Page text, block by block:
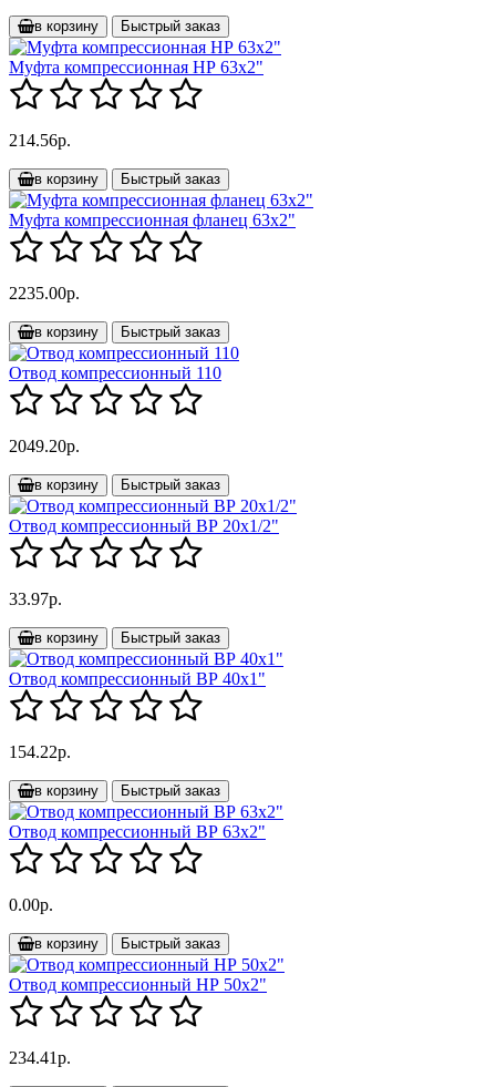
в корзину Быстрый заказ
Муфта компрессионная НР 63х2"
214.56р.
в корзину Быстрый заказ
Муфта компрессионная фланец 63х2"
2235.00р.
в корзину Быстрый заказ
Отвод компрессионный 110
2049.20р.
в корзину Быстрый заказ
Отвод компрессионный ВР 20х1/2"
33.97р.
в корзину Быстрый заказ
Отвод компрессионный ВР 40х1"
154.22р.
в корзину Быстрый заказ
Отвод компрессионный ВР 63х2"
0.00р.
в корзину Быстрый заказ
Отвод компрессионный НР 50х2"
234.41р.